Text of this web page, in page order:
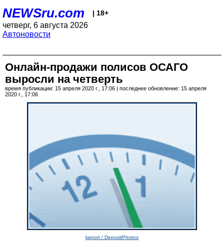
NEWSru.com | 18+
четверг, 6 августа 2026
Автоновости
Онлайн-продажи полисов ОСАГО
выросли на четверть
время публикации: 15 апреля 2020 г., 17:06 | последнее обновление: 15 апреля
2020 г., 17:06
keport / DepositPhotos